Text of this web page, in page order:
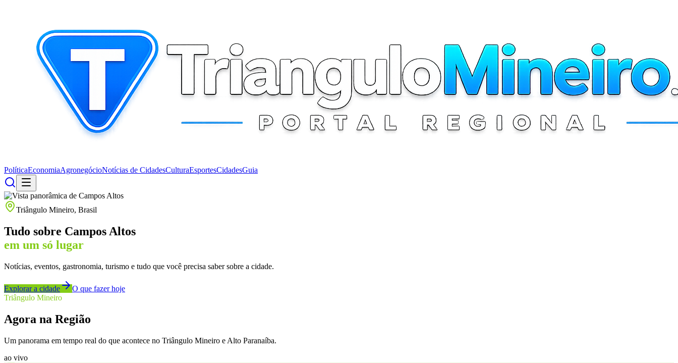
PolíticaEconomiaAgronegócioNotícias de CidadesCulturaEsportesCidadesGuia
Triângulo Mineiro, Brasil
Tudo sobre Campos Altos
em um só lugar
Notícias, eventos, gastronomia, turismo e tudo que você precisa saber sobre a cidade.
Explorar a cidade
O que fazer hoje
Triângulo Mineiro
Agora na Região
Um panorama em tempo real do que acontece no Triângulo Mineiro e Alto Paranaíba.
ao vivo